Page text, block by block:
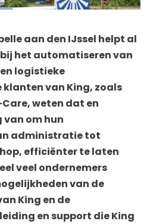
aan den IJssel helpt al
het automatiseren van
logistieke
klanten van King, zoals
weten dat en
van om hun
administratie tot
efficiënter te laten
veel ondernemers
van de
King en de
en support die King